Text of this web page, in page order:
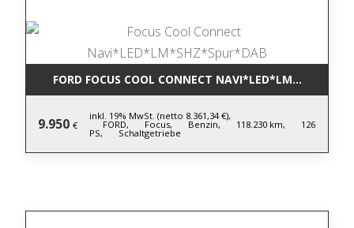
FORD FOCUS COOL CONNECT
9.950 €
inkl. 19% MwSt. (netto 8.361,34 €),
FORD, Focus, Benzin, 118.230 km, 126
PS, Schaltgetriebe